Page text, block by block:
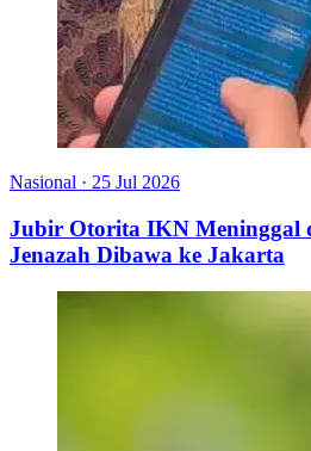
Nasional · 25 Jul 2026
Jubir Otorita IKN Meninggal
Jenazah Dibawa ke Jakarta